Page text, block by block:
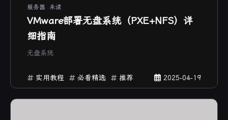
服务器 未读
VMware部署无盘系统（PXE+NFS）详
细指南
无盘系统
2025-04-19
实用教程 必看精选 推荐